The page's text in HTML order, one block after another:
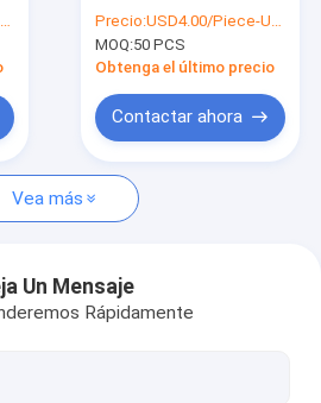
luces de Navidad
Precio:USD4.00/Piece-USD6.00/Piece
MOQ:50 PCS
Obtenga el último precio
Contactar ahora
Vea más
Un Mensaje
Rápidamente